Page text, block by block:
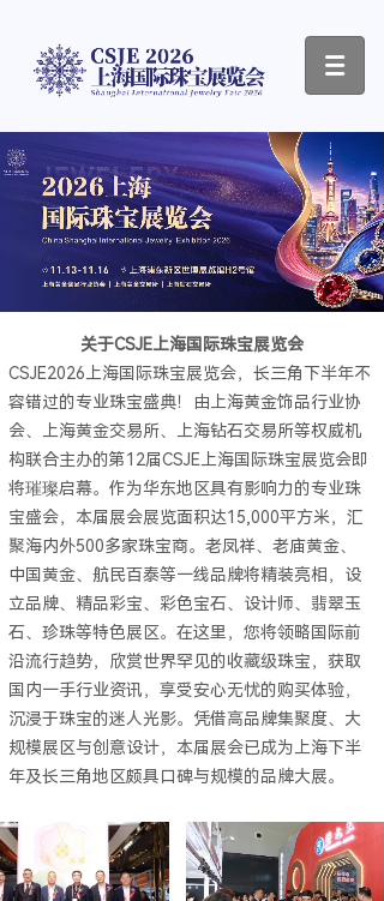
关于CSJE上海国际珠宝展览会
CSJE2026上海国际珠宝展览会，长三角下半年不
容错过的专业珠宝盛典！由上海黄金饰品行业协
会、上海黄金交易所、上海钻石交易所等权威机
构联合主办的第12届CSJE上海国际珠宝展览会即
将璀璨启幕。作为华东地区具有影响力的专业珠
宝盛会，本届展会展览面积达15,000平方米，汇
聚海内外500多家珠宝商。老凤祥、老庙黄金、
中国黄金、航民百泰等一线品牌将精装亮相，设
立品牌、精品彩宝、彩色宝石、设计师、翡翠玉
石、珍珠等特色展区。在这里，您将领略国际前
沿流行趋势，欣赏世界罕见的收藏级珠宝，获取
国内一手行业资讯，享受安心无忧的购买体验，
沉浸于珠宝的迷人光影。凭借高品牌集聚度、大
规模展区与创意设计，本届展会已成为上海下半
年及长三角地区颇具口碑与规模的品牌大展。